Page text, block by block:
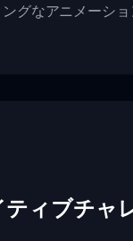
グなアニメーシ
ティブチャ